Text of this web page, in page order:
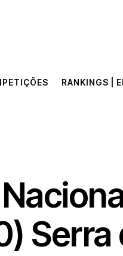
RANKINGS |